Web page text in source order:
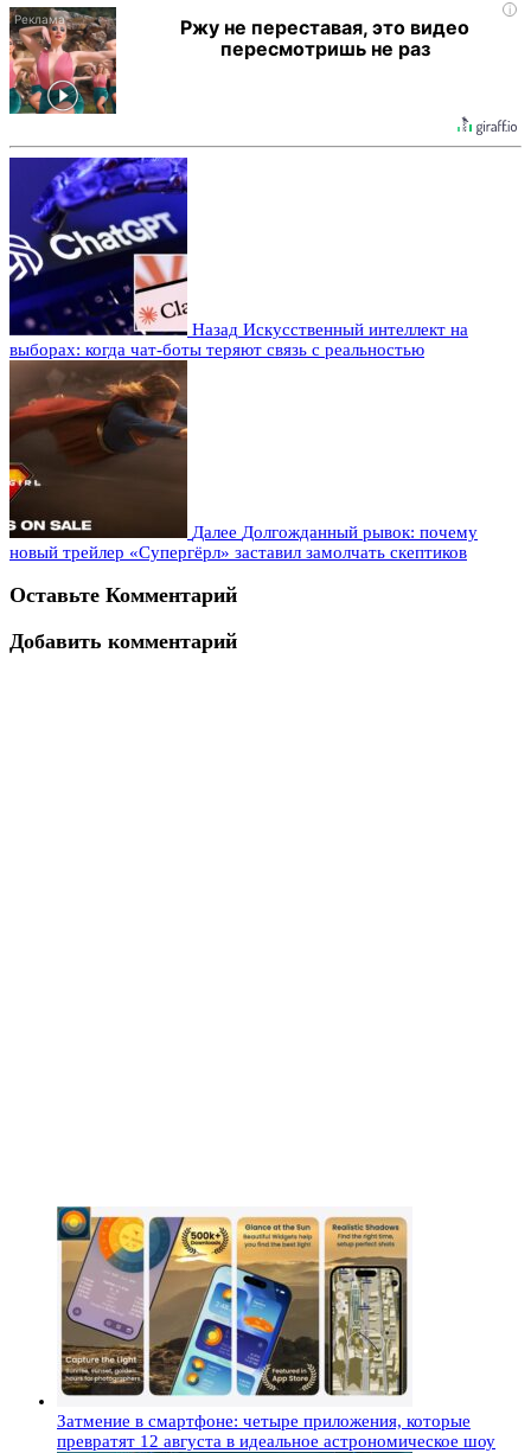
i
Ржу не переставая, это видео
пересмотришь не раз
Назад Искусственный интеллект на
выборах: когда чат-боты теряют связь с реальностью
Далее Долгожданный рывок: почему
новый трейлер «Супергёрл» заставил замолчать скептиков
Оставьте Комментарий
Добавить комментарий
Затмение в смартфоне: четыре приложения, которые
превратят 12 августа в идеальное астрономическое шоу